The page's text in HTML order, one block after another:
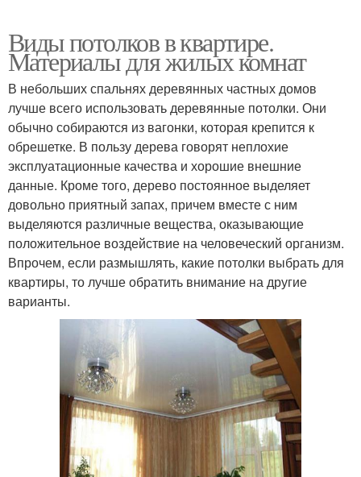
Виды потолков в квартире.
Материалы для жилых комнат
В небольших спальнях деревянных частных домов
лучше всего использовать деревянные потолки. Они
обычно собираются из вагонки, которая крепится к
обрешетке. В пользу дерева говорят неплохие
эксплуатационные качества и хорошие внешние
данные. Кроме того, дерево постоянное выделяет
довольно приятный запах, причем вместе с ним
выделяются различные вещества, оказывающие
положительное воздействие на человеческий организм.
Впрочем, если размышлять, какие потолки выбрать для
квартиры, то лучше обратить внимание на другие
варианты.